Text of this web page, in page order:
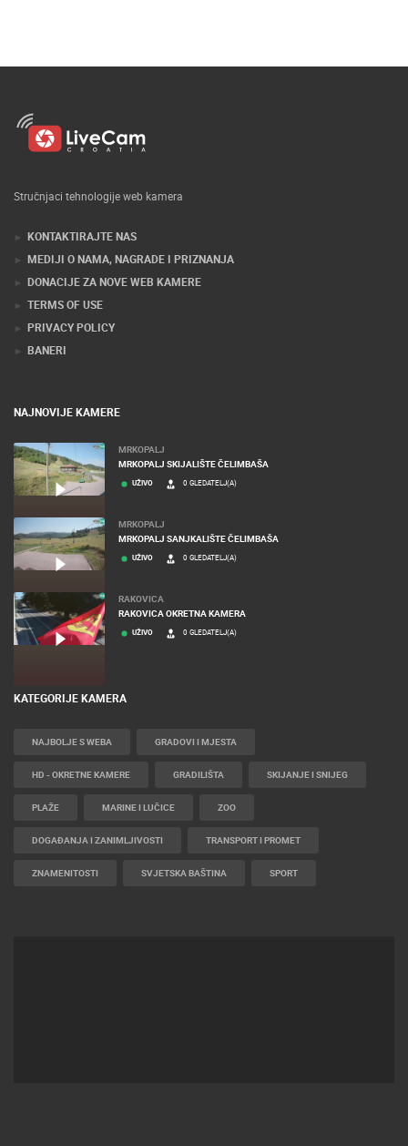
Stručnjaci tehnologije web kamera
KONTAKTIRAJTE NAS
MEDIJI O NAMA, NAGRADE I PRIZNANJA
DONACIJE ZA NOVE WEB KAMERE
TERMS OF USE
PRIVACY POLICY
BANERI
NAJNOVIJE KAMERE
MRKOPALJ
MRKOPALJ SKIJALIŠTE ČELIMBAŠA
UŽIVO 0 GLEDATELJ(A)
MRKOPALJ
MRKOPALJ SANJKALIŠTE ČELIMBAŠA
UŽIVO 0 GLEDATELJ(A)
RAKOVICA
RAKOVICA OKRETNA KAMERA
UŽIVO 0 GLEDATELJ(A)
KATEGORIJE KAMERA
NAJBOLJE S WEBA GRADOVI I MJESTA
HD - OKRETNE KAMERE GRADILIŠTA SKIJANJE I SNIJEG
PLAŽE MARINE I LUČICE ZOO
DOGAĐANJA I ZANIMLJIVOSTI TRANSPORT I PROMET
ZNAMENITOSTI SVJETSKA BAŠTINA SPORT